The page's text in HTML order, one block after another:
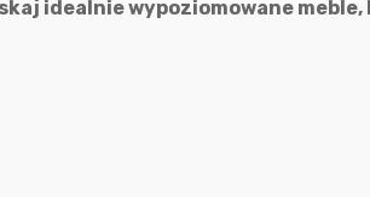
idealnie wypoziomowane